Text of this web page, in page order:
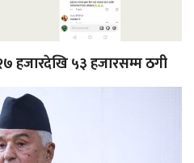
हजारदेखि ५३ हजारसम्म ठगी